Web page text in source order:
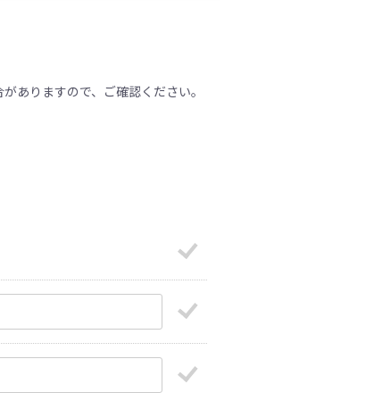
ありますので、ご確認ください。